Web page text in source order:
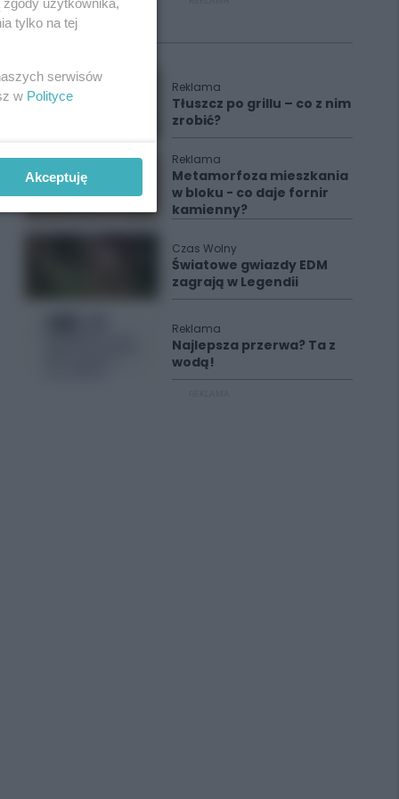
Reklama
Tłuszcz po grillu – co z nim
zrobić?
Reklama
Metamorfoza mieszkania
w bloku - co daje fornir
kamienny?
Czas Wolny
Światowe gwiazdy EDM
zagrają w Legendii
Reklama
Najlepsza przerwa? Ta z
wodą!
użytkownika,
tylko na tej
serwisów
w Polityce
Akceptuję